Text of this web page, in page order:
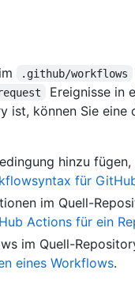
.github/workflows
Ereignisse in
ist, können Sie
hinzu fügen,
für
im Quell-
Actions für ein
im Quell-
eines Workflows.